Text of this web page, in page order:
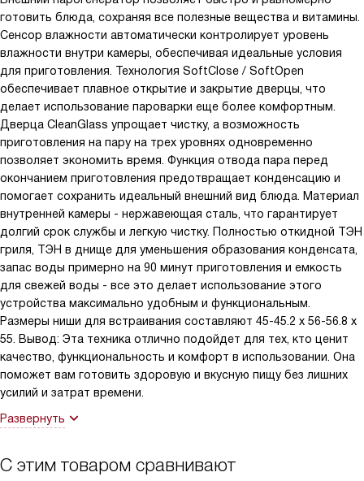
готовить блюда, сохраняя все полезные вещества и витамины.
Сенсор влажности автоматически контролирует уровень
влажности внутри камеры, обеспечивая идеальные условия
для приготовления. Технология SoftClose / SoftOpen
обеспечивает плавное открытие и закрытие дверцы, что
делает использование пароварки еще более комфортным.
Дверца CleanGlass упрощает чистку, а возможность
приготовления на пару на трех уровнях одновременно
позволяет экономить время. Функция отвода пара перед
окончанием приготовления предотвращает конденсацию и
помогает сохранить идеальный внешний вид блюда. Материал
внутренней камеры - нержавеющая сталь, что гарантирует
долгий срок службы и легкую чистку. Полностью откидной ТЭН
гриля, ТЭН в днище для уменьшения образования конденсата,
запас воды примерно на 90 минут приготовления и емкость
для свежей воды - все это делает использование этого
устройства максимально удобным и функциональным.
Размеры ниши для встраивания составляют 45-45.2 х 56-56.8 х
55. Вывод: Эта техника отлично подойдет для тех, кто ценит
качество, функциональность и комфорт в использовании. Она
поможет вам готовить здоровую и вкусную пищу без лишних
усилий и затрат времени.
Развернуть
С этим товаром сравнивают